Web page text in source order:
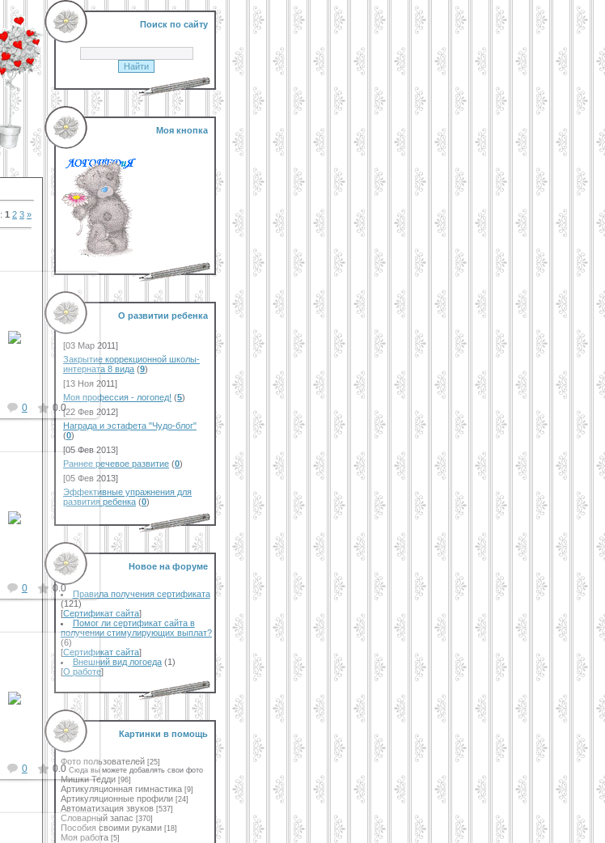
: 1 2 3 »
0 0.0
0 0.0
0 0.0
Поиск по сайту
Моя кнопка
О развитии ребенка
[03 Мар 2011]
Закрытие коррекционной школы-
интерната 8 вида (9)
[13 Ноя 2011]
Моя профессия - логопед! (5)
[22 Фев 2012]
Награда и эстафета "Чудо-блог"
(0)
[05 Фев 2013]
Раннее речевое развитие (0)
[05 Фев 2013]
Эффективные упражнения для
развития ребенка (0)
Новое на форуме
Правила получения сертификата
(121)
[Сертификат сайта]
Помог ли сертификат сайта в
получении стимулирующих выплат?
(6)
[Сертификат сайта]
Внешний вид логоеда (1)
[О работе]
Картинки в помощь
Фото пользователей [25]
Сюда вы можете добавлять свои фото
Мишки Тедди [96]
Артикуляционная гимнастика [9]
Артикуляционные профили [24]
Автоматизация звуков [537]
Словарный запас [370]
Пособия своими руками [18]
Моя работа [5]